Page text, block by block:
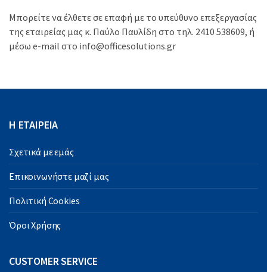
Μπορείτε να έλθετε σε επαφή με το υπεύθυνο επεξεργασίας
της εταιρείας μας κ. Παύλο Παυλίδη στο τηλ. 2410 538609, ή
μέσω e-mail στο info@officesolutions.gr
Η ΕΤΑΙΡΕΙΑ
Σχετικά με εμάς
Επικοινωνήστε μαζί μας
Πολιτική Cookies
Όροι Χρήσης
CUSTOMER SERVICE